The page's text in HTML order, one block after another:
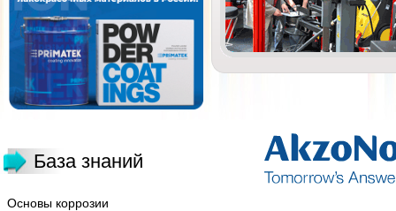
База знаний
Основы коррозии